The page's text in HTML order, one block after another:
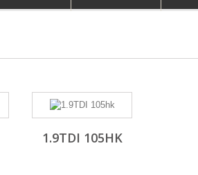
1.9TDI 105HK